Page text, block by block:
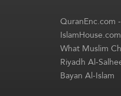
QuranEnc.com-
IslamHouse.com
What Muslim
Riyadh Al-
Bayan Al-Islam